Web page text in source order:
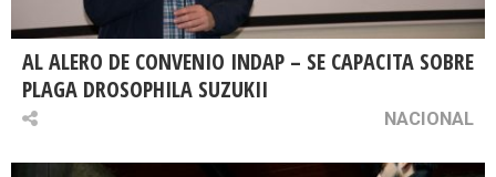
AL ALERO DE CONVENIO INDAP – SE CAPACITA SOBRE
PLAGA DROSOPHILA SUZUKII
NACIONAL